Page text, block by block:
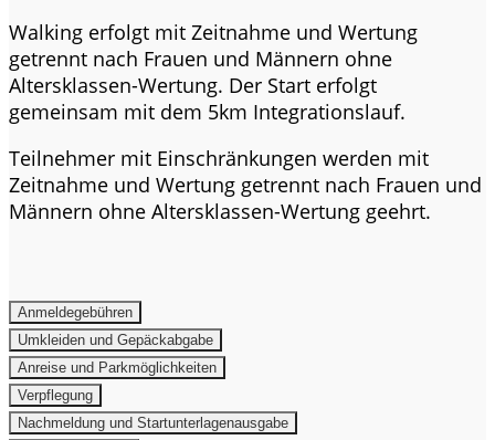
Walking erfolgt mit Zeitnahme und Wertung
getrennt nach Frauen und Männern ohne
Altersklassen-Wertung. Der Start erfolgt
gemeinsam mit dem 5km Integrationslauf.
Teilnehmer mit Einschränkungen werden mit
Zeitnahme und Wertung getrennt nach Frauen und
Männern ohne Altersklassen-Wertung geehrt.
Anmeldegebühren
Umkleiden und Gepäckabgabe
Anreise und Parkmöglichkeiten
Verpflegung
Nachmeldung und Startunterlagenausgabe